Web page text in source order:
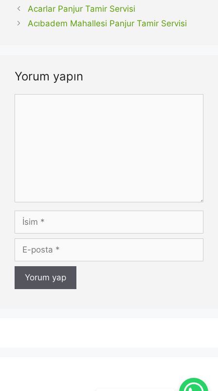
Acarlar Panjur Tamir Servisi
Acıbadem Mahallesi Panjur Tamir Servisi
Yorum yapın
İsim
posta